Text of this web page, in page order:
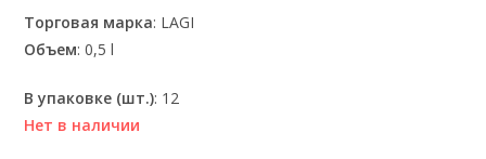
Торговая марка: LAGI
Объем: 0,5 l
В упаковке (шт.): 12
Нет в наличии